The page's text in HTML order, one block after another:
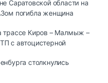
Саратовской области на
погибла женщина
трассе Киров – Малмыж –
с автоцистерной
столкнулись